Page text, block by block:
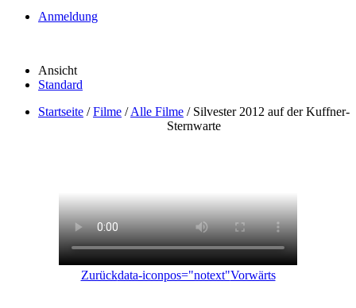
Anmeldung
Ansicht
Standard
Startseite /Filme /Alle Filme / Silvester 2012 auf der Kuffner-
Sternwarte
Zurückdata-iconpos="notext"Vorwärts